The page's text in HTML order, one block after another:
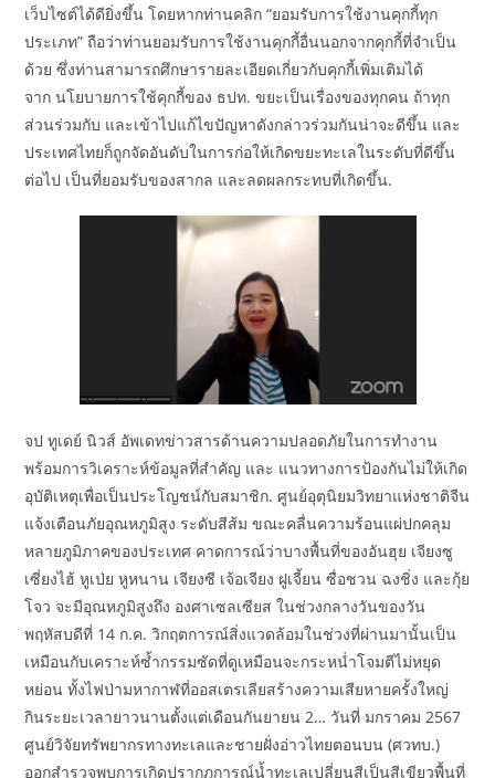
เว็บไซต์ได้ดียิ่งขึ้น โดยหากท่านคลิก “ยอมรับการใช้งานคุกกี้ทุก
ประเภท” ถือว่าท่านยอมรับการใช้งานคุกกี้อื่นนอกจากคุกกี้ที่จำเป็น
ด้วย ซึ่งท่านสามารถศึกษารายละเอียดเกี่ยวกับคุกกี้เพิ่มเติมได้
จาก นโยบายการใช้คุกกี้ของ ธปท. ขยะเป็นเรื่องของทุกคน ถ้าทุก
ส่วนร่วมกับ และเข้าไปแก้ไขปัญหาดังกล่าวร่วมกันน่าจะดีขึ้น และ
ประเทศไทยก็ถูกจัดอันดับในการก่อให้เกิดขยะทะเลในระดับที่ดีขึ้น
ต่อไป เป็นที่ยอมรับของสากล และลดผลกระทบที่เกิดขึ้น.
จป ทูเดย์ นิวส์ อัพเดทข่าวสารด้านความปลอดภัยในการทำงาน
พร้อมการวิเคราะห์ข้อมูลที่สำคัญ และ แนวทางการป้องกันไม่ให้เกิด
อุบัติเหตุเพื่อเป็นประโญชน์กับสมาชิก. ศูนย์อุตุนิยมวิทยาแห่งชาติจีน
แจ้งเตือนภัยอุณหภูมิสูง ระดับสีส้ม ขณะคลื่นความร้อนแผ่ปกคลุม
หลายภูมิภาคของประเทศ คาดการณ์ว่าบางพื้นที่ของอันฮุย เจียงซู
เซี่ยงไฮ้ หูเป่ย หูหนาน เจียงซี เจ้อเจียง ฝูเจี้ยน ซื่อชวน ฉงชิ่ง และกุ้ย
โจว จะมีอุณหภูมิสูงถึง องศาเซลเซียส ในช่วงกลางวันของวัน
พฤหัสบดีที่ 14 ก.ค. วิกฤตการณ์สิ่งแวดล้อมในช่วงที่ผ่านมานั้นเป็น
เหมือนกับเคราะห์ซ้ำกรรมซัดที่ดูเหมือนจะกระหน่ำโจมตีไม่หยุด
หย่อน ทั้งไฟป่ามหากาฬที่ออสเตรเลียสร้างความเสียหายครั้งใหญ่
กินระยะเวลายาวนานตั้งแต่เดือนกันยายน 2… วันที่ มกราคม 2567
ศูนย์วิจัยทรัพยากรทางทะเลและชายฝั่งอ่าวไทยตอนบน (ศวทบ.)
ออกสำรวจพบการเกิดปรากฎการณ์น้ำทะเลเปลี่ยนสีเป็นสีเขียวพื้นที่